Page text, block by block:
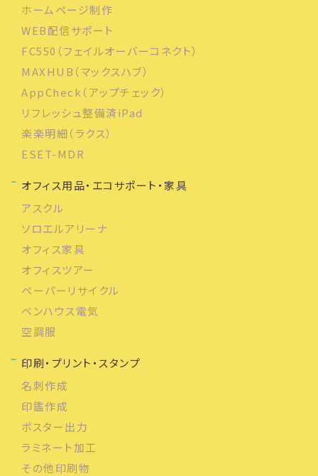
ホームページ制作
WEB配信サポート
FC550（フェイルオーバーコネクト）
MAXHUB（マックスハブ）
AppCheck（アップチェック）
リフレッシュ整備済iPad
楽楽明細（ラクス）
ESET-MDR
オフィス用品・エコサポート・家具
アスクル
ソロエルアリーナ
オフィス家具
オフィスツアー
ペーパーリサイクル
ベンハウス電気
空調服
印刷・プリント・スタンプ
名刺作成
印鑑作成
ポスター出力
ラミネート加工
その他印刷物